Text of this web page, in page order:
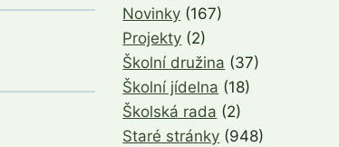
Novinky (167)
Projekty (2)
Školní družina (37)
Školní jídelna (18)
Školská rada (2)
Staré stránky (948)